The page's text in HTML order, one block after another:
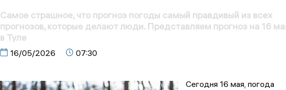
Самое страшное, что прогноз погоды самый правдивый из всех
прогнозов, которые делают люди. Представляем прогноз на 16
в Туле
16/05/2026 07:30
Сегодня 16 мая, погода